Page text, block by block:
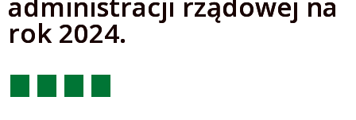
rok 2024.